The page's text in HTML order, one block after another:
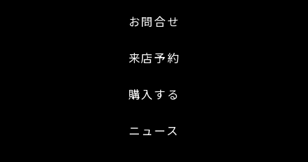
お問合せ
来店予約
購入する
ニュース